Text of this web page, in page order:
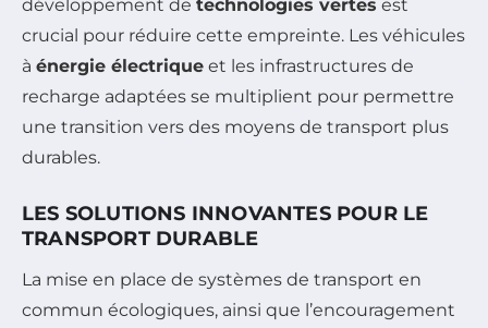
développement de technologies vertes est
crucial pour réduire cette empreinte. Les véhicules
à énergie électrique et les infrastructures de
recharge adaptées se multiplient pour permettre
une transition vers des moyens de transport plus
durables.
LES SOLUTIONS INNOVANTES POUR LE
TRANSPORT DURABLE
La mise en place de systèmes de transport en
commun écologiques, ainsi que l’encouragement